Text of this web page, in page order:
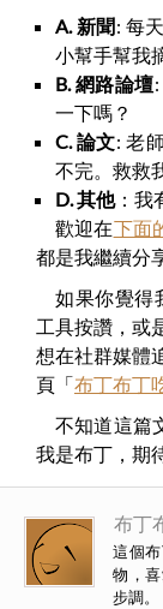
A. 新聞: 每
小幫手幫我
B. 網路論壇
一下嗎？
C. 論文: 老
不完。救救
D. 其他：我
歡迎在下面
都是我繼續分
如果你覺得
工具按讚，或
想在社群媒體
頁「布丁布丁
不知道這篇
我是布丁，期
布丁
這個
物，
步調。